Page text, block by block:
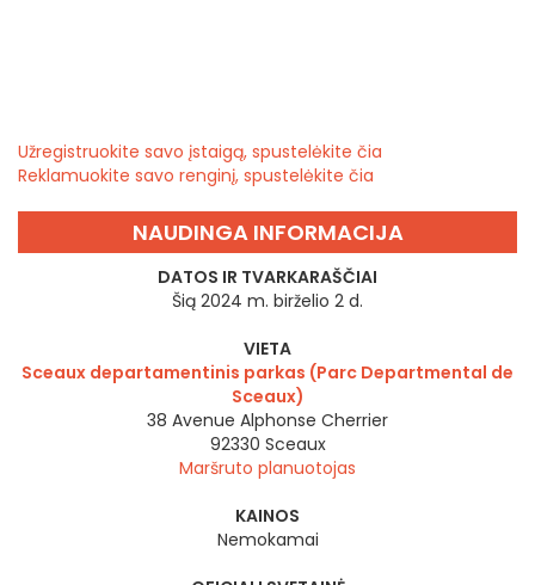
Užregistruokite savo įstaigą, spustelėkite čia
Reklamuokite savo renginį, spustelėkite čia
NAUDINGA INFORMACIJA
DATOS IR TVARKARAŠČIAI
Šią 2024 m. birželio 2 d.
VIETA
Sceaux departamentinis parkas (Parc Departmental de
Sceaux)
38 Avenue Alphonse Cherrier
92330 Sceaux
Maršruto planuotojas
KAINOS
Nemokamai